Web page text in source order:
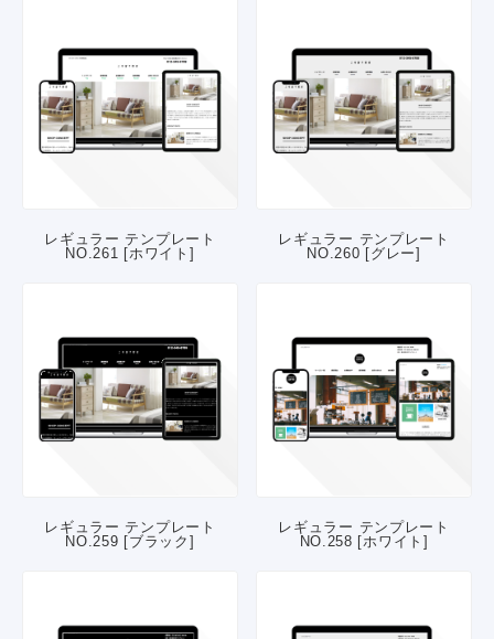
レギュラー テンプレート
NO.261 [ホワイト]
レギュラー テンプレート
NO.260 [グレー]
レギュラー テンプレート
NO.259 [ブラック]
レギュラー テンプレート
NO.258 [ホワイト]